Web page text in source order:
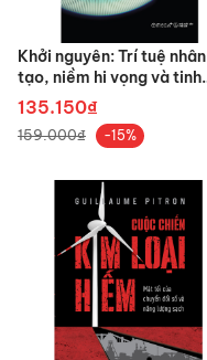
Khởi nguyên: Trí tuệ nhân
tạo, niềm hi vọng và tinh
thần nhân loại
135.150₫
159.000₫ -15%